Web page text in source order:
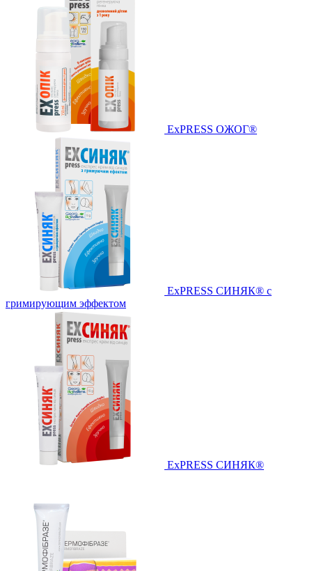
ExPRESS ОЖОГ®
ExPRESS СИНЯК® с
гримирующим эффектом
ExPRESS СИНЯК®